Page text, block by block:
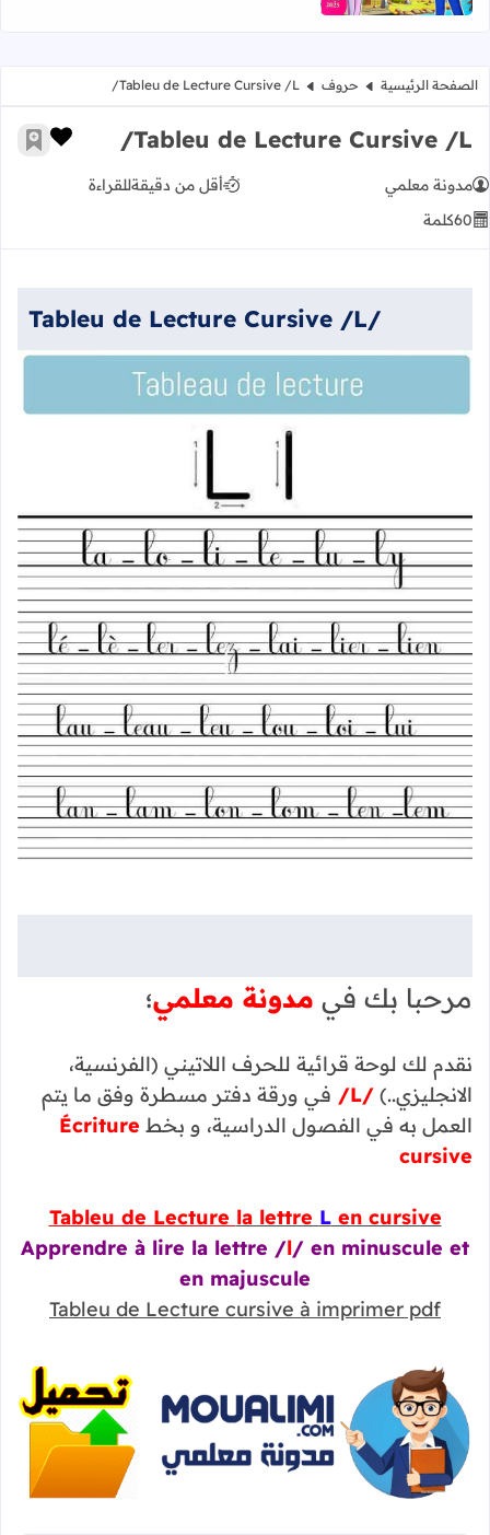
الصفحة الرئيسية حروف Tableu de Lecture Cursive /L/
Tableu de Lecture Cursive /L/ زر
أضف
مدونة معلمي أقل من دقيقةللقراءة
60كلمة
Tableu de Lecture Cursive /L/
مرحبا بك في مدونة معلمي؛
نقدم لك لوحة قرائية للحرف اللاتيني (الفرنسية،
الانجليزي..) /L/
في ورقة دفتر مسطرة وفق ما يتم
العمل به في الفصول الدراسية، و بخط Écriture
cursive
Tableu de Lecture la lettre Len cursive
Apprendre à lire la lettre /l/ en minuscule et
en majuscule
Tableu de Lecture cursive à imprimer pdf